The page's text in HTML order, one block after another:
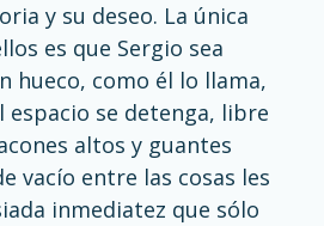
y su deseo. La única
es que Sergio sea
hueco, como él lo llama,
espacio se detenga, libre
altos y guantes
vacío entre las cosas les
inmediatez que sólo